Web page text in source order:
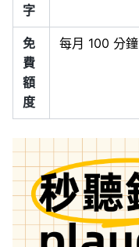
字
免
費
額
度
每月 100 分鐘